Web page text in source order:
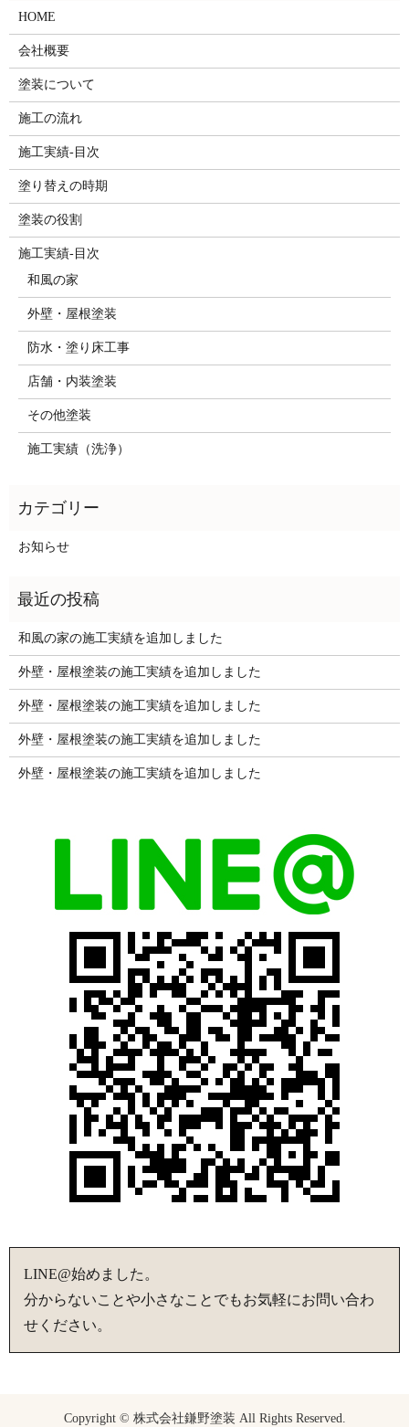
HOME
会社概要
塗装について
施工の流れ
施工実績-目次
塗り替えの時期
塗装の役割
施工実績-目次
和風の家
外壁・屋根塗装
防水・塗り床工事
店舗・内装塗装
その他塗装
施工実績（洗浄）
お知らせ
和風の家の施工実績を追加しました
外壁・屋根塗装の施工実績を追加しました
外壁・屋根塗装の施工実績を追加しました
外壁・屋根塗装の施工実績を追加しました
外壁・屋根塗装の施工実績を追加しました
LINE@始めました。
分からないことや小さなことでもお気軽にお問い合わ
せください。
Copyright © 株式会社鎌野塗装 All Rights Reserved.